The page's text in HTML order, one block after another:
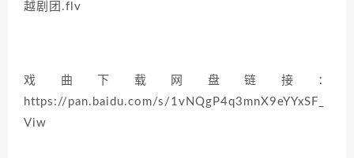
越剧团.flv
戏曲下载网盘链接：
https://pan.baidu.com/s/1vNQgP4q3mnX9eYYxSF_
Viw